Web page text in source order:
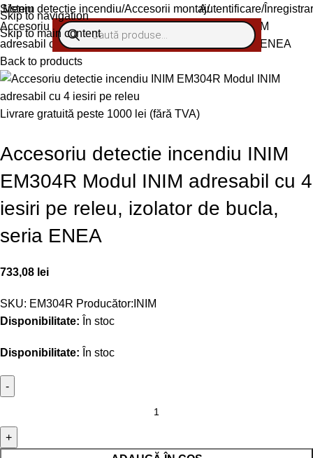
Skip to navigation
Skip to main content
Meniu Autentificare/
Sistem detectie incendiu Accesorii montaj
Accesoriu detectie incendiu INIM EM304R Modul INIM
adresabil cu 4 iesiri pe releu, izolator de bucla, seria ENEA
Back to products
Livrare gratuită peste 1000 lei (fără TVA)
Accesoriu detectie incendiu INIM
EM304R Modul INIM adresabil cu 4
iesiri pe releu, izolator de bucla,
seria ENEA
733,08 lei
SKU: EM304R Producător: INIM
Disponibilitate: În stoc
Disponibilitate: În stoc